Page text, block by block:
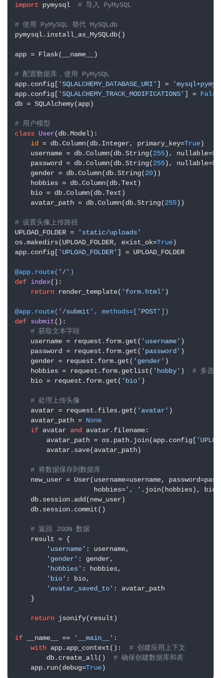
import pymysql # 导入 PyMySQL
# 使用 PyMySQL 替代 MySQLdb
pymysql.install_as_MySQLdb()
app = Flask(__name__)
# 配置数据库，使用 PyMySQL
app.config[ 'SQLALCHEMY_DATABASE_URI' ] =
app.config[ 'SQLALCHEMY_TRACK_MODIFICATIONS' ] = False
db = SQLAlchemy(app)
# 用户模型
class User(db.Model):
id
= db.Column(db.Integer, primary_key=True)
    username = db.Column(db.String(
255), nullable=
    password = db.Column(db.String(
255), nullable=
    gender = db.Column(db.String(
20))
    hobbies = db.Column(db.Text)
    bio = db.Column(db.Text)
    avatar_path = db.Column(db.String(
255))
# 设置头像上传路径
UPLOAD_FOLDER =
'static/uploads'
os.makedirs(UPLOAD_FOLDER, exist_ok=True)
app.config[ 'UPLOAD_FOLDER' ] = UPLOAD_FOLDER
@app.route( '/' )
def index():
return render_template( 'form.html' )
@app.route( '/submit' , methods=[ 'POST' ] )
def submit():
# 获取文本字段
    username = request.form.get(
'username' )
    password = request.form.get(
'password' )
    gender = request.form.get(
'gender' )
    hobbies = request.form.getlist(
'hobby' ) # 多选
    bio = request.form.get(
'bio' )
# 处理上传头像
    avatar = request.files.get(
'avatar' )
    avatar_path =
None
if avatar and
avatar.filename:
        avatar_path = os.path.join(app.config[
        avatar.save(avatar_path)
# 将数据保存到数据库
new_user = User(username=username,
                    hobbies=
', ' .join(hobbies),
    db.session.add(new_user)
    db.session.commit()
# 返回 JSON 数据
    result = {
'username' : username,
'gender' : gender,
'hobbies' : hobbies,
'bio' : bio,
'avatar_saved_to' : avatar_path
    }
return jsonify(result)
if __name__ == '__main__' :
with app.app_context(): # 创建应用上下文
        db.create_all()
# 确保创建数据库和表
    app.run(debug=
True)